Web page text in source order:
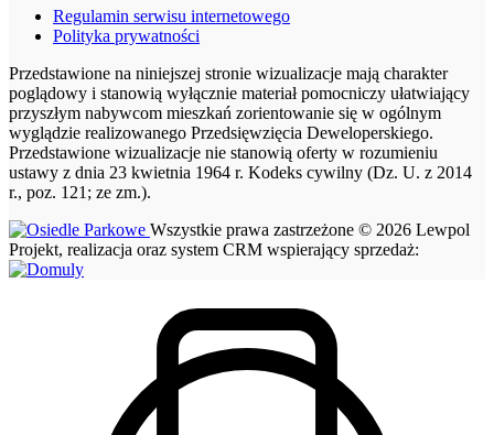
Regulamin serwisu internetowego
Polityka prywatności
Przedstawione na niniejszej stronie wizualizacje mają charakter
poglądowy i stanowią wyłącznie materiał pomocniczy ułatwiający
przyszłym nabywcom mieszkań zorientowanie się w ogólnym
wyglądzie realizowanego Przedsięwzięcia Deweloperskiego.
Przedstawione wizualizacje nie stanowią oferty w rozumieniu
ustawy z dnia 23 kwietnia 1964 r. Kodeks cywilny (Dz. U. z 2014
r., poz. 121; ze zm.).
Wszystkie prawa zastrzeżone © 2026 Lewpol
Projekt, realizacja oraz system CRM wspierający sprzedaż: